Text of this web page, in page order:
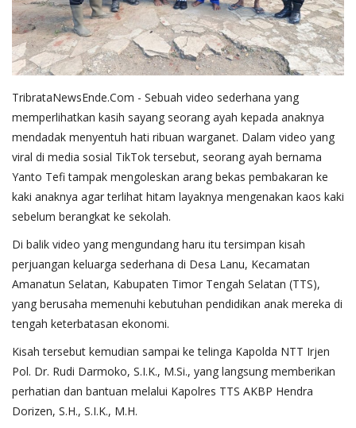
TribrataNewsEnde.Com - Sebuah video sederhana yang
memperlihatkan kasih sayang seorang ayah kepada anaknya
mendadak menyentuh hati ribuan warganet. Dalam video yang
viral di media sosial TikTok tersebut, seorang ayah bernama
Yanto Tefi tampak mengoleskan arang bekas pembakaran ke
kaki anaknya agar terlihat hitam layaknya mengenakan kaos kaki
sebelum berangkat ke sekolah.
Di balik video yang mengundang haru itu tersimpan kisah
perjuangan keluarga sederhana di Desa Lanu, Kecamatan
Amanatun Selatan, Kabupaten Timor Tengah Selatan (TTS),
yang berusaha memenuhi kebutuhan pendidikan anak mereka di
tengah keterbatasan ekonomi.
Kisah tersebut kemudian sampai ke telinga Kapolda NTT Irjen
Pol. Dr. Rudi Darmoko, S.I.K., M.Si., yang langsung memberikan
perhatian dan bantuan melalui Kapolres TTS AKBP Hendra
Dorizen, S.H., S.I.K., M.H.